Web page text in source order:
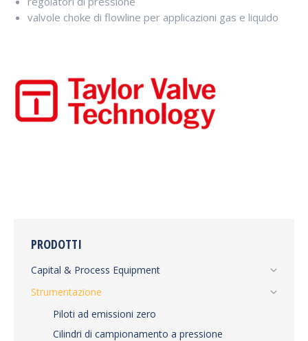
valvole choke di flowline per applicazioni gas e liquido
PRODOTTI
Capital & Process Equipment
Strumentazione
Piloti ad emissioni zero
Cilindri di campionamento a pressione